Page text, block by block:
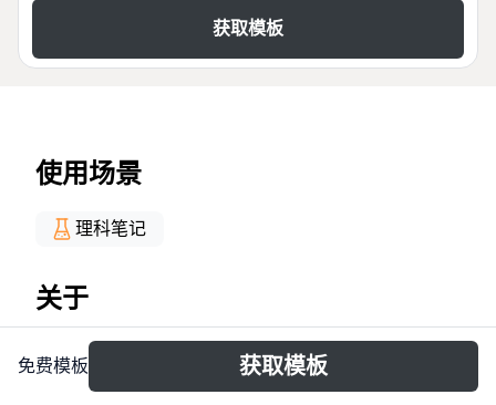
获取模板
使用场景
理科笔记
关于
Optyka mind map to kompleksowe narzędzie
edukacyjne obejmujące 8 głównych gałęzi fizyki
免费模板 获取模板